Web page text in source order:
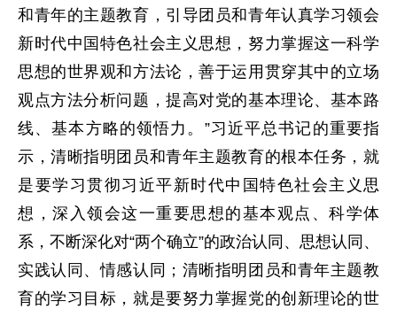
和青年的主题教育，引导团员和青年认真学习领会
新时代中国特色社会主义思想，努力掌握这一科学
思想的世界观和方法论，善于运用贯穿其中的立场
观点方法分析问题，提高对党的基本理论、基本路
线、基本方略的领悟力。”习近平总书记的重要指
示，清晰指明团员和青年主题教育的根本任务，就
是要学习贯彻习近平新时代中国特色社会主义思
想，深入领会这一重要思想的基本观点、科学体
系，不断深化对“两个确立”的政治认同、思想认同、
实践认同、情感认同；清晰指明团员和青年主题教
育的学习目标，就是要努力掌握党的创新理论的世